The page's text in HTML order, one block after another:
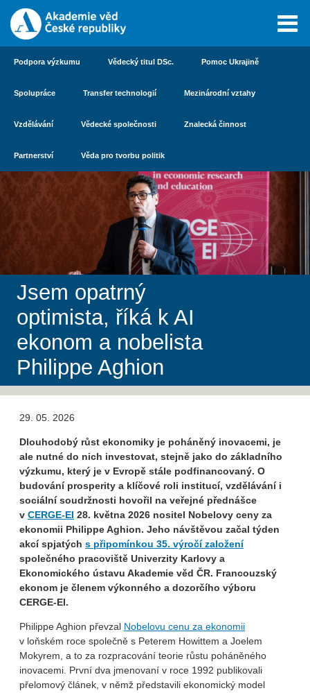
Podpora výzkumu Vědecký titul DSc. Pomoc Ukrajině
Spolupráce Transfer technologií Mezinárodní vztahy
Vzdělávání Vědecké společnosti Znalecká činnost
Partnerství Věda pro tvorbu politik
Jsem opatrný
optimista, říká k AI
ekonom a nobelista
Philippe Aghion
29. 05. 2026
Dlouhodobý růst ekonomiky je poháněný inovacemi, je
ale nutné do nich investovat, stejně jako do základního
výzkumu, který je v Evropě stále podfinancovaný. O
budování prosperity a klíčové roli institucí, vzdělávání i
sociální soudržnosti hovořil na veřejné přednášce
v CERGE-EI 28. května 2026 nositel Nobelovy ceny za
ekonomii Philippe Aghion. Jeho návštěvou začal týden
akcí spjatých s připomínkou 35. výročí založení
společného pracoviště Univerzity Karlovy a
Ekonomického ústavu Akademie věd ČR. Francouzský
ekonom je členem výkonného a dozorčího výboru
CERGE-EI.
Philippe Aghion převzal Nobelovu cenu za ekonomii
v loňském roce společně s Peterem Howittem a Joelem
Mokyrem, a to za rozpracování teorie růstu poháněného
inovacemi. První dva jmenovaní v roce 1992 publikovali
přelomový článek, v němž představili ekonomický model